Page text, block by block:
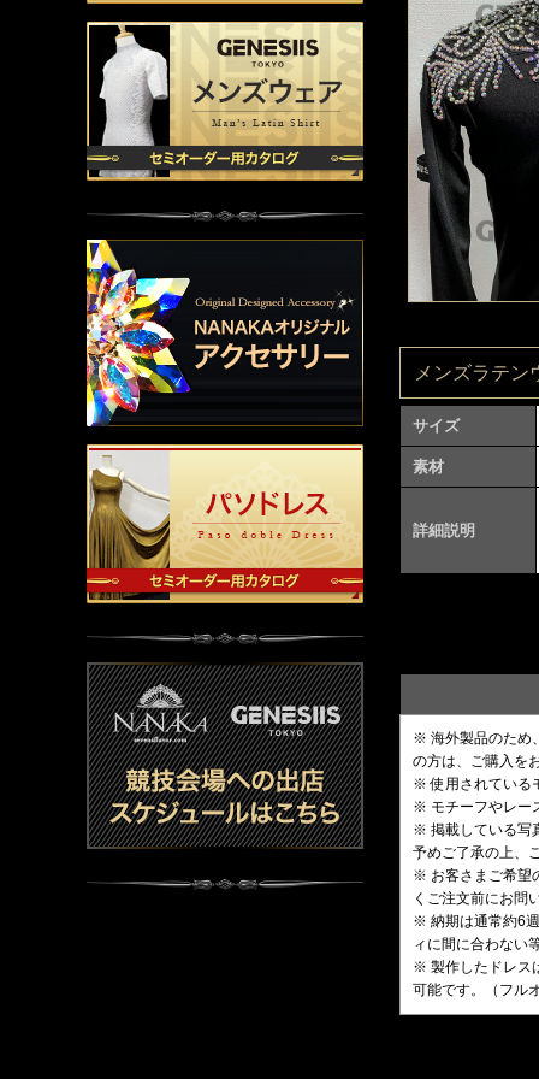
メンズラテン
サイズ
素材
詳細説明
※ 海外製品のため
の方は、ご購入を
※ 使用されている
※ モチーフやレー
※ 掲載している写
予めご了承の上、
※ お客さまご希望
くご注文前にお問
※ 納期は通常約6
ィに間に合わない
※ 製作したドレス
可能です。（フル